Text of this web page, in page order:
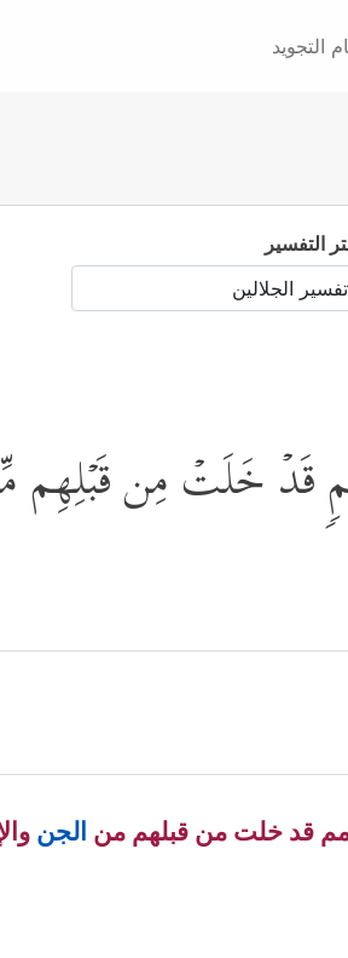
التجويد
التفسير
قَدۡ خَلَتۡ مِن قَبۡلِهِم
قد خلت من قبلهم من الجن